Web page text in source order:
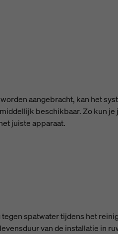
aangebracht, kan het
beschikbaar. Zo kun je
juiste apparaat.
spatwater tijdens het
van de installatie in